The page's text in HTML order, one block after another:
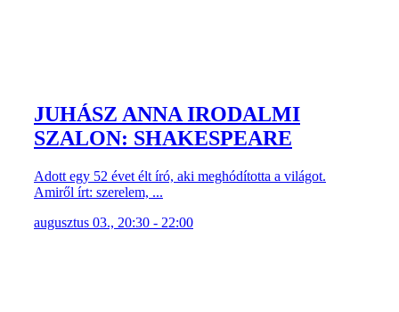
JUHÁSZ ANNA IRODALMI
SZALON: SHAKESPEARE
Adott egy 52 évet élt író, aki meghódította a világot.
Amiről írt: szerelem, ...
augusztus 03., 20:30 - 22:00